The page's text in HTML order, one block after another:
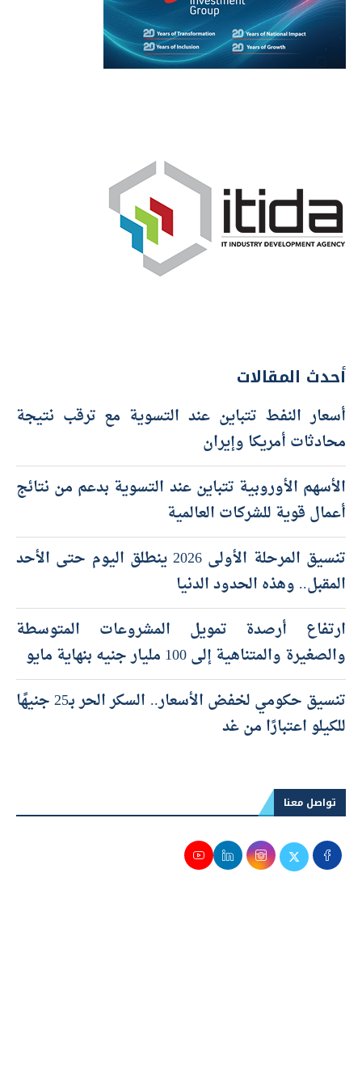
أحدث المقالات
أسعار النفط تتباين عند التسوية مع ترقب نتيجة
محادثات أمريكا وإيران
الأسهم الأوروبية تتباين عند التسوية بدعم من نتائج
أعمال قوية للشركات العالمية
تنسيق المرحلة الأولى 2026 ينطلق اليوم حتى الأحد
المقبل.. وهذه الحدود الدنيا
ارتفاع أرصدة تمويل المشروعات المتوسطة
والصغيرة والمتناهية إلى 100 مليار جنيه بنهاية مايو
تنسيق حكومي لخفض الأسعار.. السكر الحر بـ25 جنيهًا
للكيلو اعتبارًا من غد
تواصل معنا